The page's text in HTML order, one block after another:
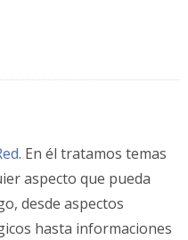
. En él tratamos temas
aspecto que pueda
desde aspectos
hasta informaciones